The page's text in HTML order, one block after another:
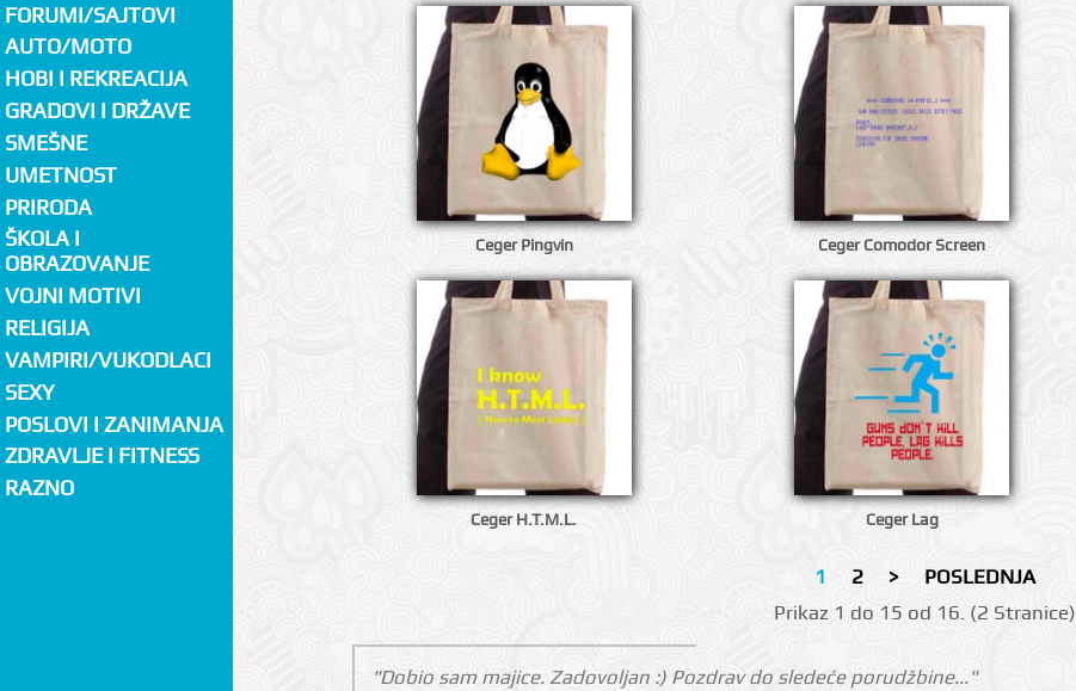
FORUMI/SAJTOVI
AUTO/MOTO
HOBI I REKREACIJA
GRADOVI I DRŽAVE
SMEŠNE
UMETNOST
PRIRODA
ŠKOLA I
OBRAZOVANJE
VOJNI MOTIVI
RELIGIJA
VAMPIRI/VUKODLACI
SEXY
POSLOVI I ZANIMANJA
ZDRAVLJE I FITNESS
RAZNO
Ceger Pingvin Ceger Comodor Screen
Ceger H.T.M.L. Ceger Lag
1 2 >
POSLEDNJA
Prikаz 1 do 15 оd 16. (2 Strаnicе)
"Dobio sam majice. Zadovoljan :) Pozdrav do sledeće porudžbine..."